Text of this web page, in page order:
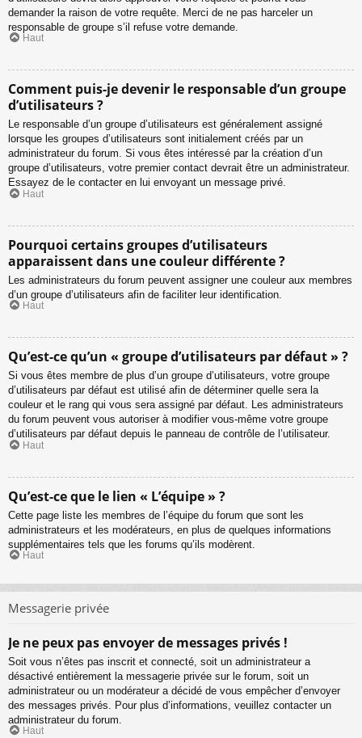
demander la raison de votre requête. Merci de ne pas harceler un
responsable de groupe s’il refuse votre demande.
Haut
Comment puis-je devenir le responsable d’un groupe
d’utilisateurs ?
Le responsable d’un groupe d’utilisateurs est généralement assigné
lorsque les groupes d’utilisateurs sont initialement créés par un
administrateur du forum. Si vous êtes intéressé par la création d’un
groupe d’utilisateurs, votre premier contact devrait être un administrateur.
Essayez de le contacter en lui envoyant un message privé.
Haut
Pourquoi certains groupes d’utilisateurs
apparaissent dans une couleur différente ?
Les administrateurs du forum peuvent assigner une couleur aux membres
d’un groupe d’utilisateurs afin de faciliter leur identification.
Haut
Qu’est-ce qu’un « groupe d’utilisateurs par défaut » ?
Si vous êtes membre de plus d’un groupe d’utilisateurs, votre groupe
d’utilisateurs par défaut est utilisé afin de déterminer quelle sera la
couleur et le rang qui vous sera assigné par défaut. Les administrateurs
du forum peuvent vous autoriser à modifier vous-même votre groupe
d’utilisateurs par défaut depuis le panneau de contrôle de l’utilisateur.
Haut
Qu’est-ce que le lien « L’équipe » ?
Cette page liste les membres de l’équipe du forum que sont les
administrateurs et les modérateurs, en plus de quelques informations
supplémentaires tels que les forums qu’ils modèrent.
Haut
Messagerie privée
Je ne peux pas envoyer de messages privés !
Soit vous n’êtes pas inscrit et connecté, soit un administrateur a
désactivé entièrement la messagerie privée sur le forum, soit un
administrateur ou un modérateur a décidé de vous empêcher d’envoyer
des messages privés. Pour plus d’informations, veuillez contacter un
administrateur du forum.
Haut